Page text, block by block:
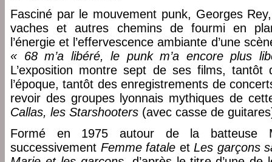
Fasciné par le mouvement punk, Georges
vaches et autres chemins de fourmi en
l’énergie et l’effervescence ambiante d’une
« 68 m’a libéré, le punk m’a encore plus
L’exposition montre sept de ses films, tantôt
l’époque, tantôt des enregistrements de
revoir des groupes lyonnais mythiques de
Callas, les Starshooters (avec casse de
Formé en 1975 autour de la batteuse
successivement Femme fatale etLes garçons